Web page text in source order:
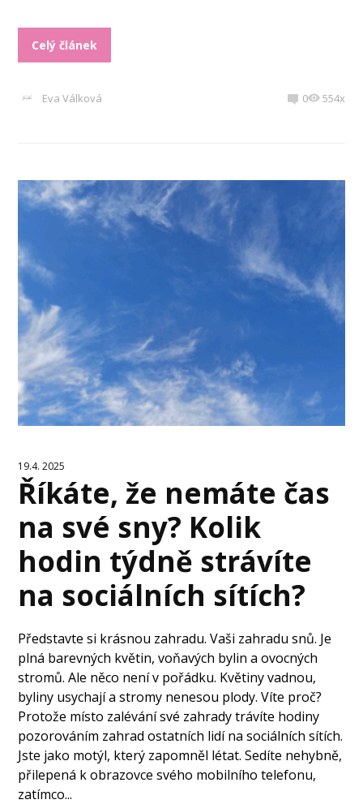
Celý článek
Eva Válková 0 554x
19.4. 2025
Říkáte, že nemáte čas
na své sny? Kolik
hodin týdně strávíte
na sociálních sítích?
Představte si krásnou zahradu. Vaši zahradu snů. Je
plná barevných květin, voňavých bylin a ovocných
stromů. Ale něco není v pořádku. Květiny vadnou,
byliny usychají a stromy nenesou plody. Víte proč?
Protože místo zalévání své zahrady trávíte hodiny
pozorováním zahrad ostatních lidí na sociálních sítích.
Jste jako motýl, který zapomněl létat. Sedíte nehybně,
přilepená k obrazovce svého mobilního telefonu,
zatímco...